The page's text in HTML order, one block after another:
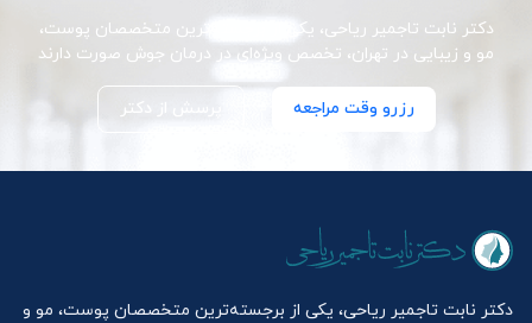
دکتر نابت تاجمیر ریاحی، یکی از برجسته‌ترین متخصصان پوست،
مو و زیبایی در تهران، تخصص ویژه‌ای در درمان جوش صورت دارند
رزرو وقت مراجعه پرسش از دکتر
دکتر نابت تاجمیر ریاحی، یکی از برجسته‌ترین متخصصان پوست، مو و